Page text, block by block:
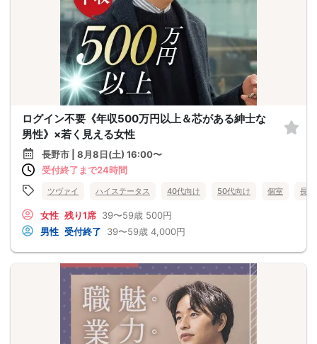
ログイン不要《年収500万円以上＆芯がある紳士な
男性》×若く見える女性
長野市 | 8月8日(土) 16:00〜
受付終了まで24時間
ツヴァイ ハイステータス 40代向け 50代向け 個室 長
女性 残り1席 39〜59歳 500円
男性 受付終了 39〜59歳 4,000円